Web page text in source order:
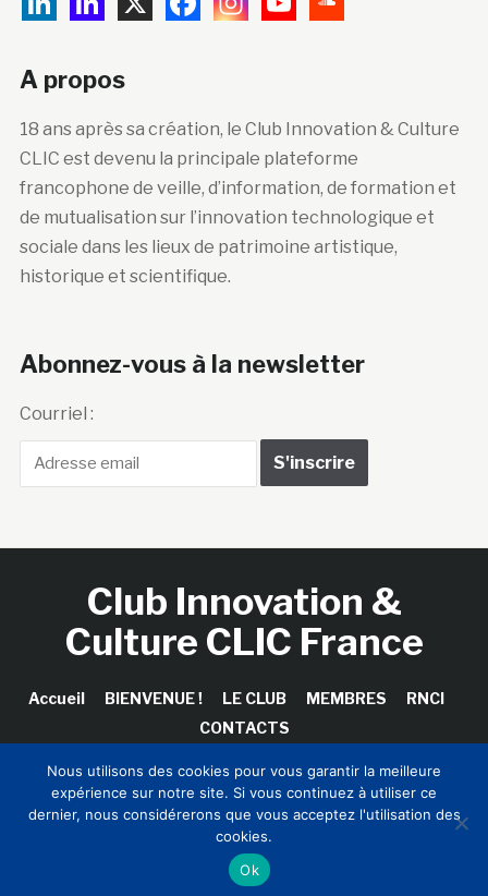
A propos
18 ans après sa création, le Club Innovation & Culture
CLIC est devenu la principale plateforme
francophone de veille, d’information, de formation et
de mutualisation sur l’innovation technologique et
sociale dans les lieux de patrimoine artistique,
historique et scientifique.
Abonnez-vous à la newsletter
Courriel :
Club Innovation &
Culture CLIC France
Accueil BIENVENUE ! LE CLUB MEMBRES
RNCI
CONTACTS
Copyright © 2026 Club Innovation & Culture CLIC France /
Sinapses Conseils
Nous utilisons des cookies pour vous garantir la meilleure
expérience sur notre site. Si vous continuez à utiliser ce
dernier, nous considérerons que vous acceptez l'utilisation des
cookies.
Ok